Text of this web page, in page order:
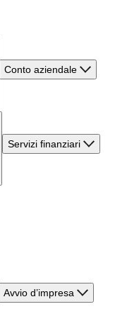
Conto aziendale
Servizi finanziari
Avvio d’impresa